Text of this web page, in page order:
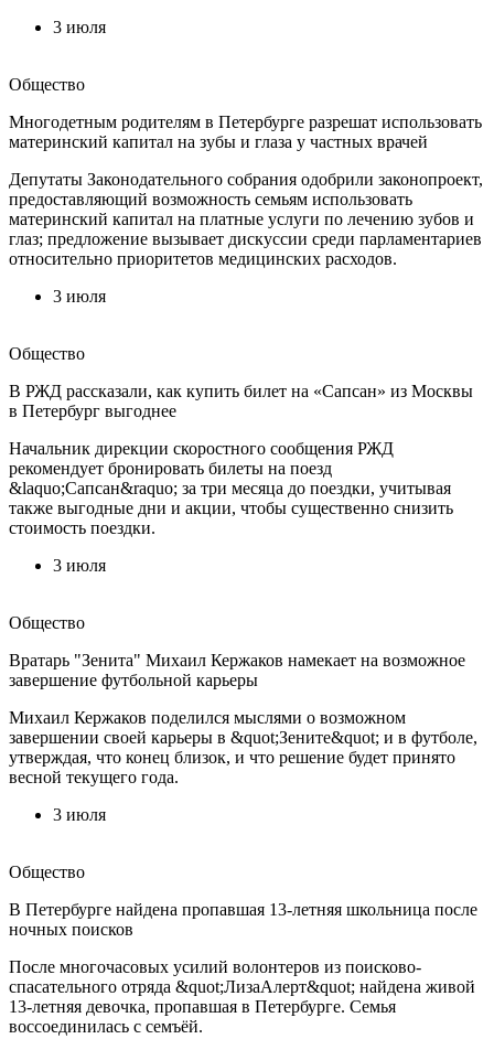
3 июля
Общество
Многодетным родителям в Петербурге разрешат использовать
материнский капитал на зубы и глаза у частных врачей
Депутаты Законодательного собрания одобрили законопроект,
предоставляющий возможность семьям использовать
материнский капитал на платные услуги по лечению зубов и
глаз; предложение вызывает дискуссии среди парламентариев
относительно приоритетов медицинских расходов.
3 июля
Общество
В РЖД рассказали, как купить билет на «Сапсан» из Москвы
в Петербург выгоднее
Начальник дирекции скоростного сообщения РЖД
рекомендует бронировать билеты на поезд
&laquo;Сапсан&raquo; за три месяца до поездки, учитывая
также выгодные дни и акции, чтобы существенно снизить
стоимость поездки.
3 июля
Общество
Вратарь "Зенита" Михаил Кержаков намекает на возможное
завершение футбольной карьеры
Михаил Кержаков поделился мыслями о возможном
завершении своей карьеры в &quot;Зените&quot; и в футболе,
утверждая, что конец близок, и что решение будет принято
весной текущего года.
3 июля
Общество
В Петербурге найдена пропавшая 13-летняя школьница после
ночных поисков
После многочасовых усилий волонтеров из поисково-
спасательного отряда &quot;ЛизаАлерт&quot; найдена живой
13-летняя девочка, пропавшая в Петербурге. Семья
воссоединилась с семъёй.